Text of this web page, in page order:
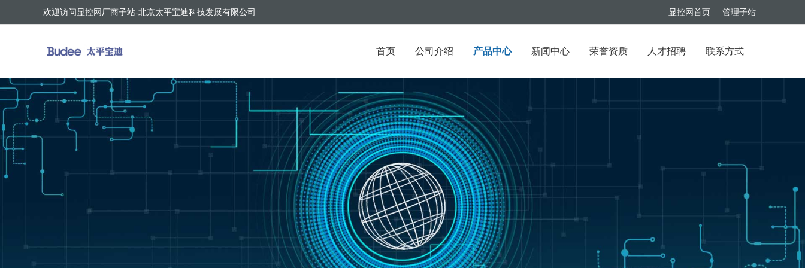
显控网首页 管理子站
欢迎访问显控网厂商子站-北京太平宝迪科技发展有限公司
首页 公司介绍 产品中心 新闻中心 荣誉资质 人才招聘 联系方式